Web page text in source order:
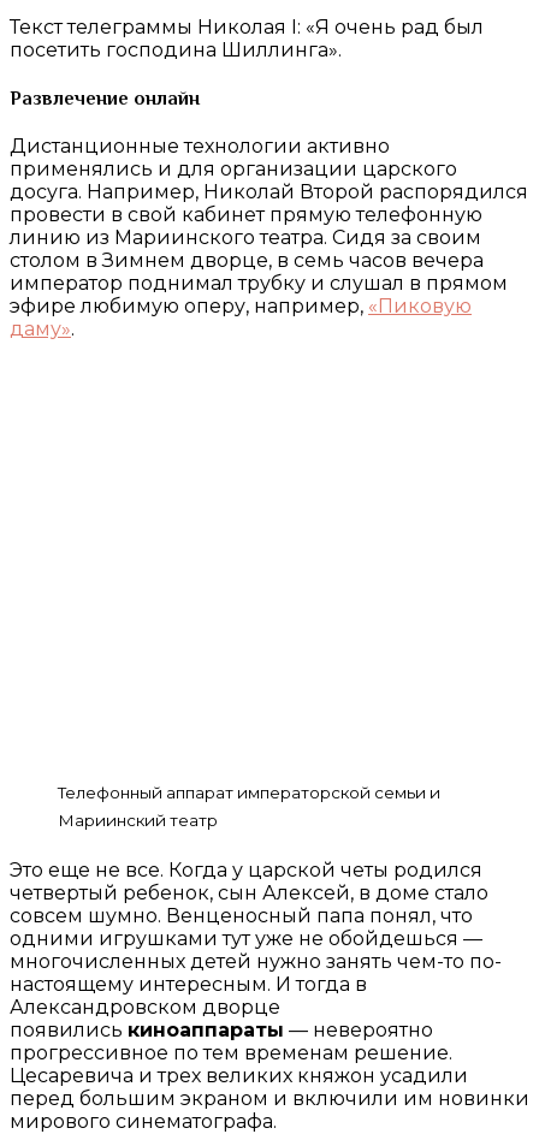
Текст телеграммы Николая I: «Я очень рад был
посетить господина Шиллинга».
Развлечение онлайн
Дистанционные технологии активно
применялись и для организации царского
досуга. Например, Николай Второй распорядился
провести в свой кабинет прямую телефонную
линию из Мариинского театра. Сидя за своим
столом в Зимнем дворце, в семь часов вечера
император поднимал трубку и слушал в прямом
эфире любимую оперу, например, «Пиковую
даму».
Телефонный аппарат императорской семьи и
Мариинский театр
Это еще не все. Когда у царской четы родился
четвертый ребенок, сын Алексей, в доме стало
совсем шумно. Венценосный папа понял, что
одними игрушками тут уже не обойдешься —
многочисленных детей нужно занять чем-то по-
настоящему интересным. И тогда в
Александровском дворце
появились киноаппараты — невероятно
прогрессивное по тем временам решение.
Цесаревича и трех великих княжон усадили
перед большим экраном и включили им новинки
мирового синематографа.